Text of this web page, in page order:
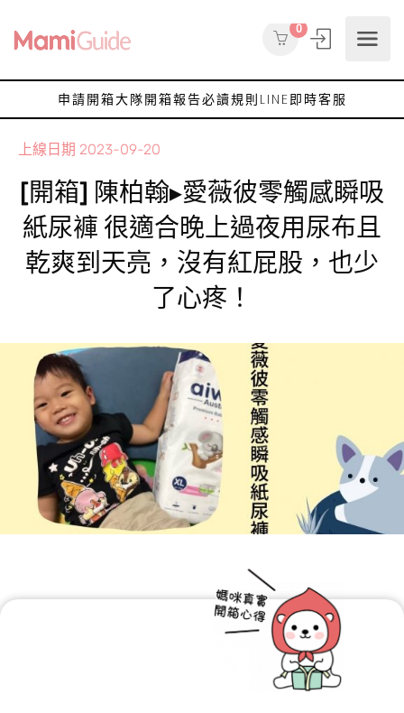
0
申請開箱大隊開箱報告必讀規則 LINE即時客服
上線日期 2023-09-20
[開箱] 陳柏翰▸愛薇彼零觸感瞬吸
紙尿褲 很適合晚上過夜用尿布且
乾爽到天亮，沒有紅屁股，也少
了心疼！